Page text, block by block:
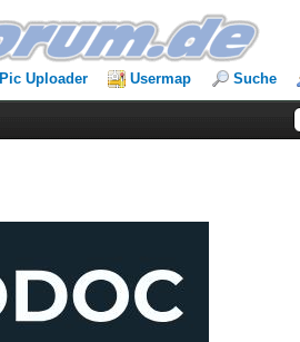
Pic Uploader Usermap Suche